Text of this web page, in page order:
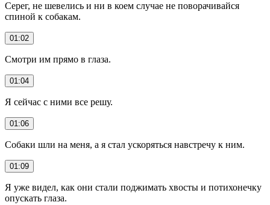
Серег, не шевелись и ни в коем случае не поворачивайся
спиной к собакам.
01:02
Смотри им прямо в глаза.
01:04
Я сейчас с ними все решу.
01:06
Собаки шли на меня, а я стал ускоряться навстречу к ним.
01:09
Я уже видел, как они стали поджимать хвосты и потихонечку
опускать глаза.